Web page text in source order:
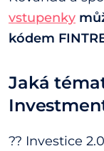
vstupenky
kódem
Jaká
?? Investice